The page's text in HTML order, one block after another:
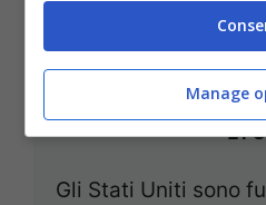
Future: “Gli Usa
precedente
21
Gli Stati Uniti sono
Manage